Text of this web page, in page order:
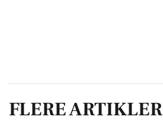
FLERE ARTIKLER